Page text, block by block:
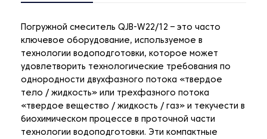
Погружной смеситель QJB-W22/12 – это часто
ключевое оборудование, используемое в
технологии водоподготовки, которое может
удовлетворить технологические требования по
однородности двухфазного потока «твердое
тело / жидкость» или трехфазного потока
«твердое вещество / жидкость / газ» и текучести в
биохимическом процессе в проточной части
технологии водоподготовки. Эти компактные